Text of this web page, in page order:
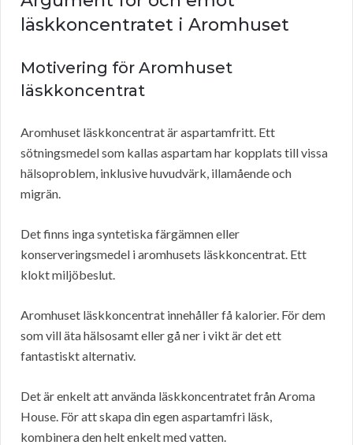
läskkoncentratet i Aromhuset
Motivering för Aromhuset
läskkoncentrat
Aromhuset läskkoncentrat är aspartamfritt. Ett
sötningsmedel som kallas aspartam har kopplats till vissa
hälsoproblem, inklusive huvudvärk, illamående och
migrän.
Det finns inga syntetiska färgämnen eller
konserveringsmedel i aromhusets läskkoncentrat. Ett
klokt miljöbeslut.
Aromhuset läskkoncentrat innehåller få kalorier. För dem
som vill äta hälsosamt eller gå ner i vikt är det ett
fantastiskt alternativ.
Det är enkelt att använda läskkoncentratet från Aroma
House. För att skapa din egen aspartamfri läsk,
kombinera den helt enkelt med vatten.